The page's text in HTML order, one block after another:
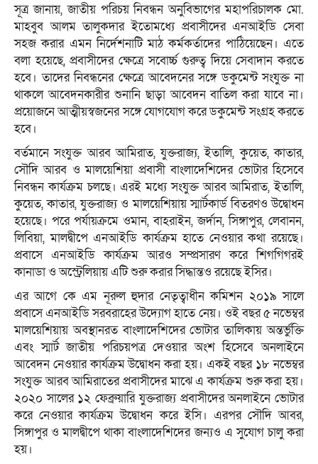
সূত্র জানায়, জাতীয় পরিচয় নিবন্ধন অনুবিভাগের মহাপরিচালক মো.
মাহবুব আলম তালুকদার ইতোমধ্যে প্রবাসীদের এনআইডি সেবা
সহজ করার এমন নির্দেশনাটি মাঠ কর্মকর্তাদের পাঠিয়েছেন। এতে
বলা হয়েছে, প্রবাসীদের ক্ষেত্রে সবোর্চ্চ গুরুত্ব দিয়ে সেবাদান করতে
হবে। তাদের নিবন্ধনের ক্ষেত্রে আবেদনের সঙ্গে ডকুমেন্ট সংযুক্ত না
থাকলে আবেদনকারীর শুনানি ছাড়া আবেদন বাতিল করা যাবে না।
প্রয়োজনে আত্মীয়স্বজনের সঙ্গে যোগযোগ করে ডকুমেন্ট সংগ্রহ করতে
হবে।
বর্তমানে সংযুক্ত আরব আমিরাত, যুক্তরাজ্য, ইতালি, কুয়েত, কাতার,
সৌদি আরব ও মালয়েশিয়া প্রবাসী বাংলাদেশিদের ভোটার হিসেবে
নিবন্ধন কার্যক্রম চলছে। এরই মধ্যে সংযুক্ত আরব আমিরাত, ইতালি,
কুয়েত, কাতার, যুক্তরাজ্য ও মালয়েশিয়ায় স্মার্টকার্ড বিতরণও উদ্বোধন
হয়েছে। পরে পর্যায়ক্রমে ওমান, বাহরাইন, জর্দান, সিঙ্গাপুর, লেবানন,
লিবিয়া, মালদ্বীপে এনআইডি কার্যক্রম হাতে নেওয়ার কথা রয়েছে।
প্রবাসে এনআইডি কার্যক্রম আরও সম্প্রসারণ করে শিগগিগরই
কানাডা ও অস্ট্রেলিয়ায় এটি শুরু করার সিদ্ধান্তও রয়েছে ইসির।
এর আগে কে এম নূরুল হুদার নেতৃত্বাধীন কমিশন ২০১৯ সালে
প্রবাসে এনআইডি সরবরাহের উদ্যোগ হাতে নেয়। ওই বছর ৫ নভেম্বর
মালয়েশিয়ায় অবস্থানরত বাংলাদেশিদের ভোটার তালিকায় অন্তর্ভুক্তি
এবং স্মার্ট জাতীয় পরিচয়পত্র দেওয়ার অংশ হিসেবে অনলাইনে
আবেদন নেওয়ার কার্যক্রম উদ্বোধন করা হয়। একই বছর ১৮ নভেম্বর
সংযুক্ত আরব আমিরাতের প্রবাসীদের মাঝে এ কার্যক্রম শুরু করা হয়।
২০২০ সালের ১২ ফেব্রুয়ারি যুক্তরাজ্য প্রবাসীদের অনলাইনে ভোটার
করে নেওয়ার কার্যক্রম উদ্বোধন করে ইসি। এরপর সৌদি আবর,
সিঙ্গাপুর ও মালদ্বীপে থাকা বাংলাদেশিদের জন্যও এ সুযোগ চালু করা
হয়।